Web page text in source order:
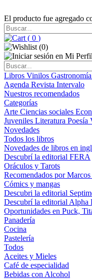
El producto fue agregado
( 0 )
(0)
Libros Vinilos Gastronomía
Agenda Revista Intervalo
Nuestros recomendados
Categorías
Arte Ciencias sociales
Juveniles Literatura Poesía
Novedades
Todos los libros
Novedades de libros en
Descubrí la editorial FERA
Oráculos y Tarots
Recomendados por Marcos
Cómics y mangas
Descubri la editorial
Descubrí la editorial Alpha
Oportunidades en Puck,
Panadería
Cocina
Pastelería
Todos
Aceites y Mieles
Café de especialidad
Bebidas con Alcohol